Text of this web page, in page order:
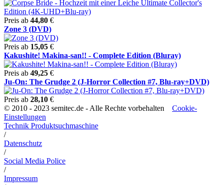
Preis ab 44,80 €
Zone 3 (DVD)
Preis ab 15,05 €
Kakushite! Makina-san!! - Complete Edition (Bluray)
Preis ab 49,25 €
Ju-On: The Grudge 2 (J-Horror Collection #7, Blu-ray+DVD)
Preis ab 28,10 €
© 2010 - 2023 semitec.de - Alle Rechte vorbehalten Cookie-
Einstellungen
Technik Produktsuchmaschine
/
Datenschutz
/
Social Media Police
/
Impressum